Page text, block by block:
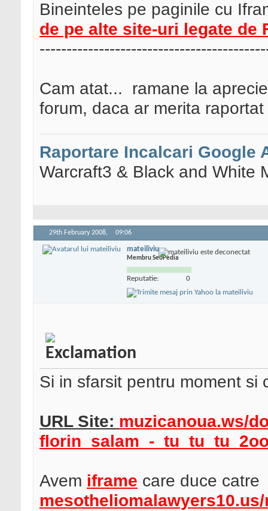
Bineinteles pe paginile cu
de pe alte site-uri legate de
Cam atat... ramane la
forum, daca ar merita
Raportare Incalcari Google
Warcraft3 & Black and White
29th February 2008, 09:06
mateiliviu
Membru SeoPedia
Reputatie: 0
Si in sfarsit pentru moment si
URL Site: muzicanoua.ws/
florin_salam_-
Avem iframe care duce catre